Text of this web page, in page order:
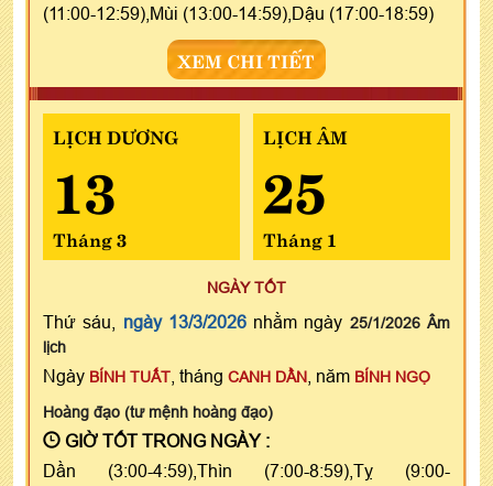
(11:00-12:59),Mùi (13:00-14:59),Dậu (17:00-18:59)
XEM CHI TIẾT
LỊCH DƯƠNG
13
Tháng 3
LỊCH ÂM
25
Tháng 1
NGÀY TỐT
Thứ sáu, ngày 13/3/2026nhằm ngày 25/1/2026 Âm
lịch
Ngày BÍNH TUẤT , tháng CANH DẦN , năm BÍNH NGỌ
Hoàng đạo (tư mệnh hoàng đạo)
GIỜ TỐT TRONG NGÀY :
Dần (3:00-4:59),Thìn (7:00-8:59),Tỵ (9:00-